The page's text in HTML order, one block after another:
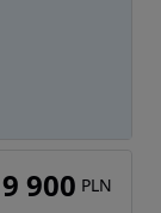
900 PLN